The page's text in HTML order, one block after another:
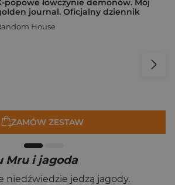
popowe łowczynie demonów. Mój
journal. Oficjalny dziennik
House
ZAMÓW ZESTAW
Mru i jagoda
niedźwiedzie jedzą jagody.